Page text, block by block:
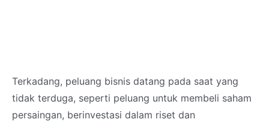
Terkadang, peluang bisnis datang pada saat yang
tidak terduga, seperti peluang untuk membeli saham
persaingan, berinvestasi dalam riset dan